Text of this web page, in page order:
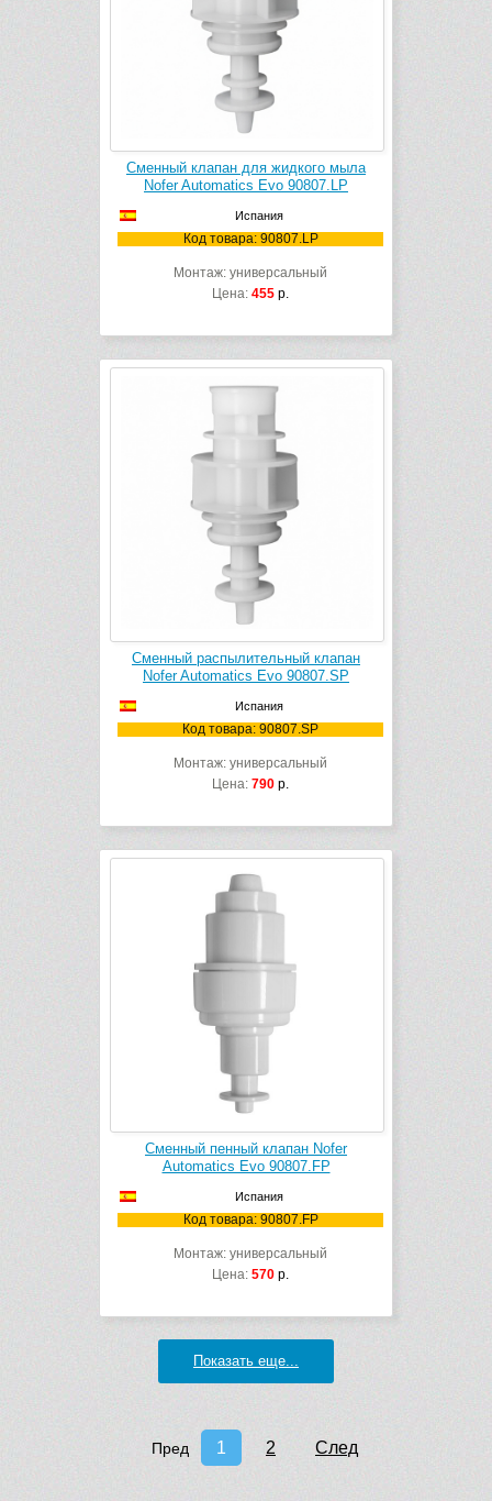
Сменный клапан для жидкого мыла
Nofer Automatics Evo 90807.LP
Испания
Код товара: 90807.LP
Монтаж: универсальный
Цена: 455 р.
Сменный распылительный клапан
Nofer Automatics Evo 90807.SP
Испания
Код товара: 90807.SP
Монтаж: универсальный
Цена: 790 р.
Сменный пенный клапан Nofer
Automatics Evo 90807.FP
Испания
Код товара: 90807.FP
Монтаж: универсальный
Цена: 570 р.
Показать еще...
Пред 1 2 След